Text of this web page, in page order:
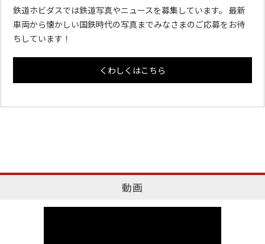
鉄道ホビダスでは鉄道写真やニュースを募集しています。 最新
車両から懐かしい国鉄時代の写真までみなさまのご応募をお待
ちしています！
くわしくはこちら
動画